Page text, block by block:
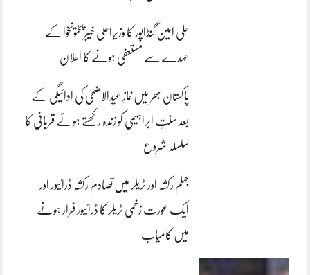
علی امین گنڈاپور کا وزیراعلیٰ خیبرپختونخوا کے
عہدے سے مستعفی ہونے کا اعلان
پاکستان بھر میں نمازِ عیدالاضحی کی ادائیگی کے
بعد سنتِ ابراہیمی کو زندہ رکھتے ہوئے قربانی کا
سلسلہ شروع
جہلم رکشہ اور ٹریلر میں تصادم رکشہ ڈرائیور اور
ایک عورت زخمی ٹریلر کا ڈرائیور فرار ہونے
میں کامیاب